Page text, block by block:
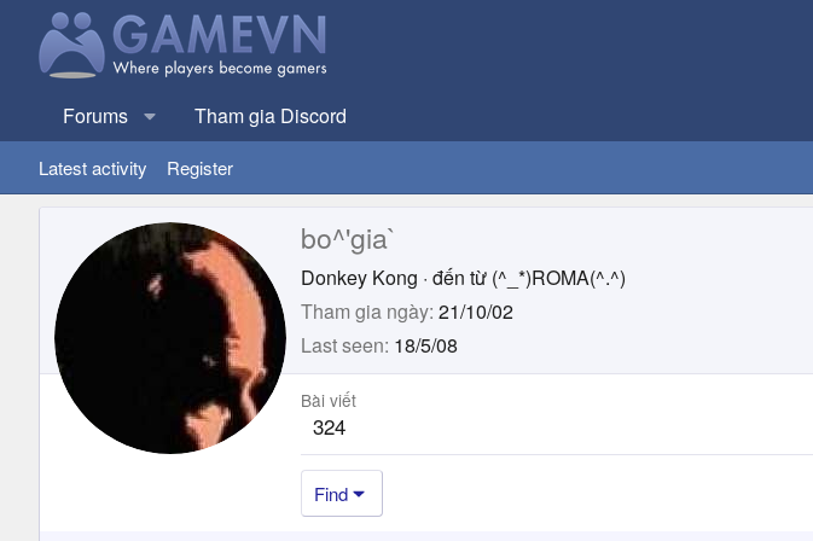
Forums Tham gia Discord
Latest activity Register
bo^'gia`
Donkey Kong · đến từ (^_*)ROMA(^.^)
Tham gia ngày 21/10/02
Last seen 18/5/08
Bài viết
324
Find